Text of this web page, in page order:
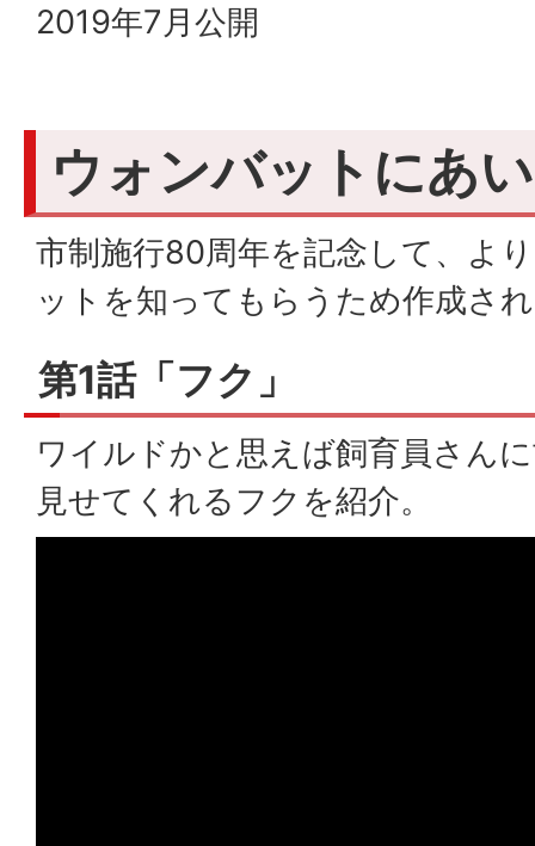
2019年7月公開
ウォンバットにあ
市制施行80周年を記念して、よ
ットを知ってもらうため作成さ
第1話「フク」
ワイルドかと思えば飼育員さん
見せてくれるフクを紹介。